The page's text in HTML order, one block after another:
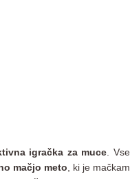
igračka za muce . Vse
mačjo meto , ki je mačkam